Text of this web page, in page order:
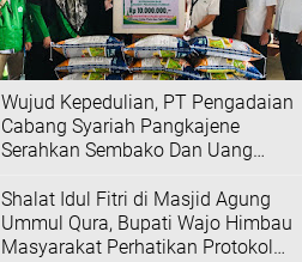
Wujud Kepedulian, PT Pengadaian
Cabang Syariah Pangkajene
Serahkan Sembako Dan Uang
Rappang
Shalat Idul Fitri di Masjid Agung
Ummul Qura, Bupati Wajo Himbau
Masyarakat Perhatikan Protokol